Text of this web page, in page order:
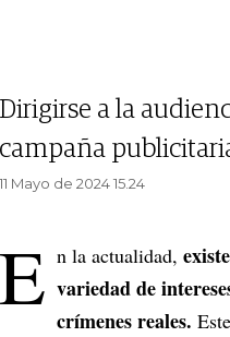
Dirigirse a la
campaña
11 Mayo de 2024 15.24
E n la actualidad,
variedad de
crímenes reales.